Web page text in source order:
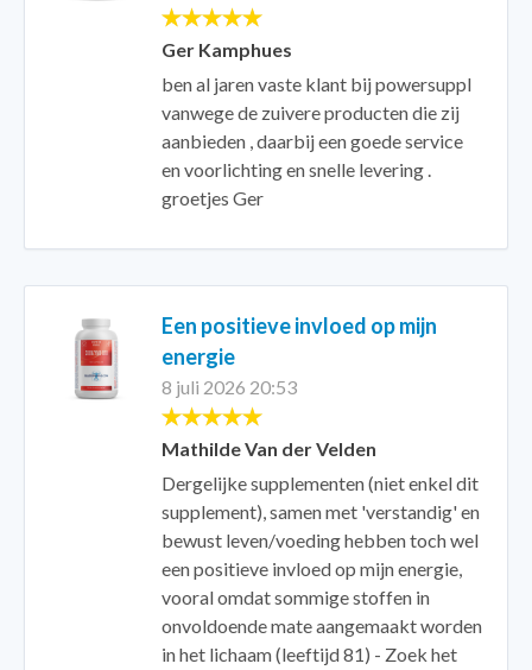
Ger Kamphues
ben al jaren vaste klant bij powersuppl
vanwege de zuivere producten die zij
aanbieden , daarbij een goede service
en voorlichting en snelle levering .
groetjes Ger
Een positieve invloed op mijn
energie
8 juli 2026 20:53
Mathilde Van der Velden
Dergelijke supplementen (niet enkel dit
supplement), samen met 'verstandig' en
bewust leven/voeding hebben toch wel
een positieve invloed op mijn energie,
vooral omdat sommige stoffen in
onvoldoende mate aangemaakt worden
in het lichaam (leeftijd 81) - Zoek het